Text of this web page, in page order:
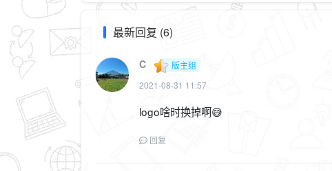
最新回复 (6)
C
版主组
2021-08-31 11:57
logo啥时换掉啊😅
回复